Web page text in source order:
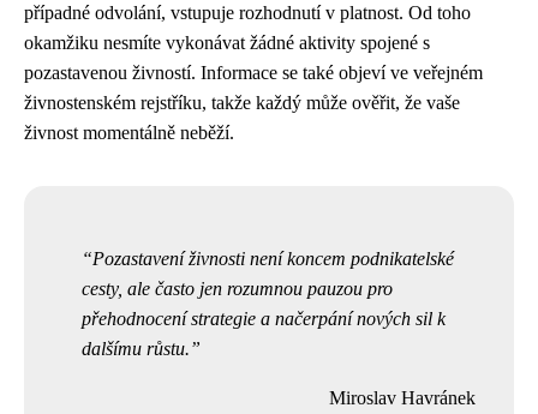
případné odvolání, vstupuje rozhodnutí v platnost. Od toho
okamžiku nesmíte vykonávat žádné aktivity spojené s
pozastavenou živností. Informace se také objeví ve veřejném
živnostenském rejstříku, takže každý může ověřit, že vaše
živnost momentálně neběží.
Pozastavení živnosti není koncem podnikatelské
cesty, ale často jen rozumnou pauzou pro
přehodnocení strategie a načerpání nových sil k
dalšímu růstu.
Miroslav Havránek